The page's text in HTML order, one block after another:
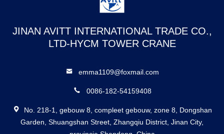
JINAN AVITT INTERNATIONAL TRADE CO.,
LTD-HYCM TOWER CRANE
emma1109@foxmail.com
0086-182-54159408
No. 218-1, gebouw 8, compleet gebouw, zone 8, Dongshan
Garden, Shuangshan Street, Zhangqiu District, Jinan City,